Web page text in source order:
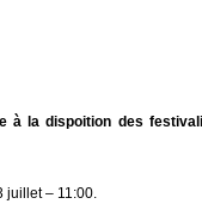
à la dispoition des
juillet – 11:00.